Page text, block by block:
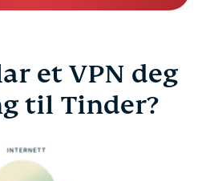
et VPN deg
til Tinder?